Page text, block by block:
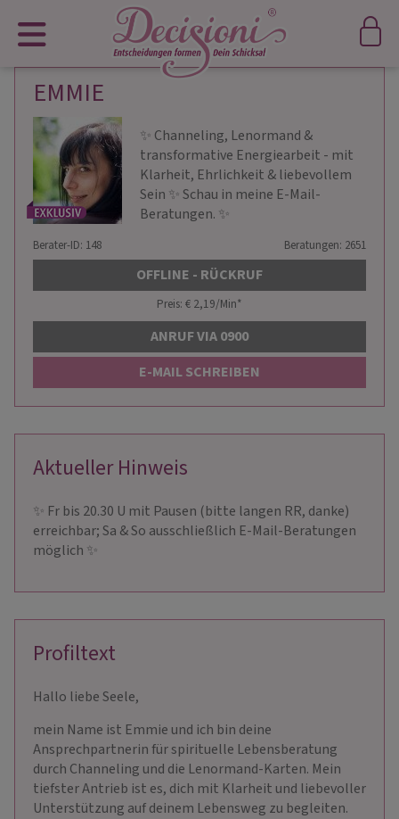
EMMIE
✨ Channeling, Lenormand &
transformative Energiearbeit - mit
Klarheit, Ehrlichkeit & liebevollem
Sein ✨ Schau in meine E-Mail-
Beratungen. ✨
Berater-ID: 148 Beratungen: 2651
OFFLINE - RÜCKRUF
Preis: € 2,19/Min*
ANRUF VIA 0900
E-MAIL SCHREIBEN
Aktueller Hinweis
✨ Fr bis 20.30 U mit Pausen (bitte langen RR, danke)
erreichbar; Sa & So ausschließlich E-Mail-Beratungen
möglich ✨
Profiltext
Hallo liebe Seele,
mein Name ist Emmie und ich bin deine
Ansprechpartnerin für spirituelle Lebensberatung
durch Channeling und die Lenormand-Karten. Mein
tiefster Antrieb ist es, dich mit Klarheit und liebevoller
Unterstützung auf deinem Lebensweg zu begleiten.